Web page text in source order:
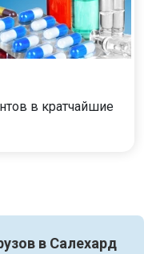
в кратчайшие
в Салехард